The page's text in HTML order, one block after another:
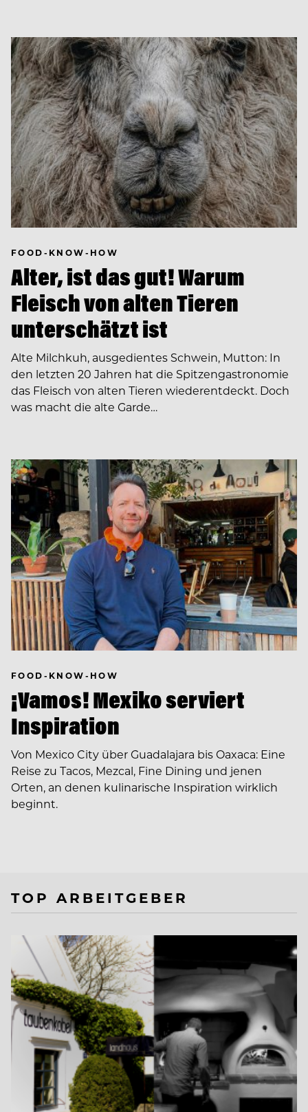
FOOD-KNOW-HOW
Alter, ist das gut! Warum
Fleisch von alten Tieren
unterschätzt ist
Alte Milchkuh, ausgedientes Schwein, Mutton: In
den letzten 20 Jahren hat die Spitzengastronomie
das Fleisch von alten Tieren wiederentdeckt. Doch
was macht die alte Garde…
FOOD-KNOW-HOW
¡Vamos! Mexiko serviert
Inspiration
Von Mexico City über Guadalajara bis Oaxaca: Eine
Reise zu Tacos, Mezcal, Fine Dining und jenen
Orten, an denen kulinarische Inspiration wirklich
beginnt.
TOP ARBEITGEBER